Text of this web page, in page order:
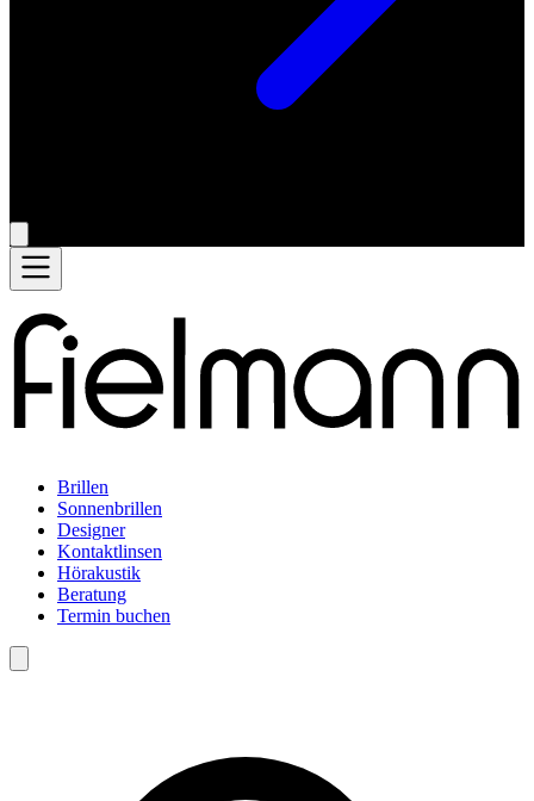
Brillen
Sonnenbrillen
Designer
Kontaktlinsen
Hörakustik
Beratung
Termin buchen